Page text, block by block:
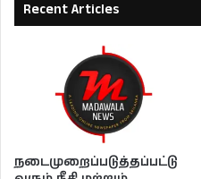
Recent Articles
நடைமுறைப்படுத்தப்பட்டு